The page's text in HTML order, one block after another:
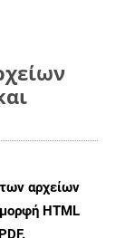
αρχείων
HTML